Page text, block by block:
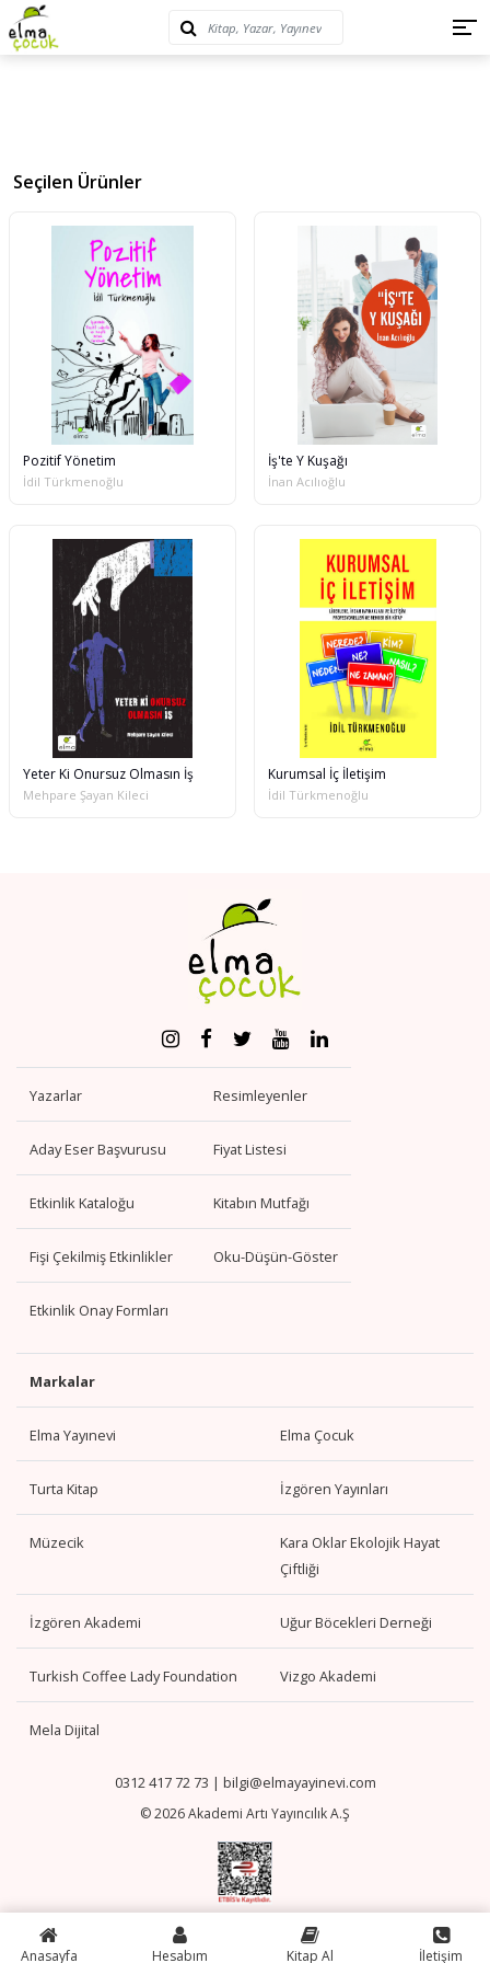
Seçilen Ürünler
Pozitif Yönetim
İdil Türkmenoğlu
İş'te Y Kuşağı
İnan Acılıoğlu
Yeter Ki Onursuz Olmasın İş
Mehpare Şayan Kileci
Kurumsal İç İletişim
İdil Türkmenoğlu
Yazarlar Resimleyenler
Aday Eser Başvurusu Fiyat Listesi
Etkinlik Kataloğu Kitabın Mutfağı
Fişi Çekilmiş Etkinlikler Oku-Düşün-Göster
Etkinlik Onay Formları
Markalar
Elma Yayınevi Elma Çocuk
Turta Kitap İzgören Yayınları
Müzecik
Kara Oklar Ekolojik Hayat
Çiftliği
İzgören Akademi Uğur Böcekleri Derneği
Turkish Coffee Lady Foundation Vizgo Akademi
Mela Dijital
0312 417 72 73 | bilgi@elmayayinevi.com
© 2026 Akademi Artı Yayıncılık A.Ş
Anasayfa Hesabım Kitap Al İletişim